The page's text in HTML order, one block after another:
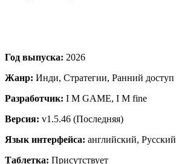
Год выпуска: 2026
Жанр: Инди, Стратегии, Ранний доступ
Разработчик: I M GAME, I M fine
Версия: v1.5.46 (Последняя)
Язык интерфейса: английский, Русский
Таблетка: Присутствует